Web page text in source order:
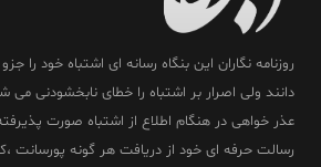
روزنامه نگاران این بنگاه رسانه ای اشتباه خود
دانند ولی اصرار بر اشتباه را خطای نابخشودنی می
عذر خواهی در هنگام اطلاع از اشتباه صورت
رسالت حرفه ای خود از دریافت هر گونه پورسانت